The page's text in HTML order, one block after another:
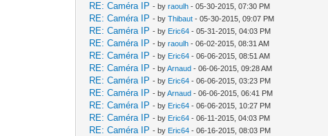
RE: Caméra IP - byraoulh - 05-30-2015, 07:30 PM
RE: Caméra IP - byThibaut - 05-30-2015, 09:07 PM
RE: Caméra IP - by Eric64 - 05-31-2015, 04:03 PM
RE: Caméra IP - byraoulh - 06-02-2015, 08:31 AM
RE: Caméra IP - by Eric64 - 06-06-2015, 08:51 AM
RE: Caméra IP - byArnaud - 06-06-2015, 09:28 AM
RE: Caméra IP - by Eric64 - 06-06-2015, 03:23 PM
RE: Caméra IP - byArnaud - 06-06-2015, 06:41 PM
RE: Caméra IP - by Eric64 - 06-06-2015, 10:27 PM
RE: Caméra IP - by Eric64 - 06-11-2015, 04:03 PM
RE: Caméra IP - by Eric64 - 06-16-2015, 08:03 PM